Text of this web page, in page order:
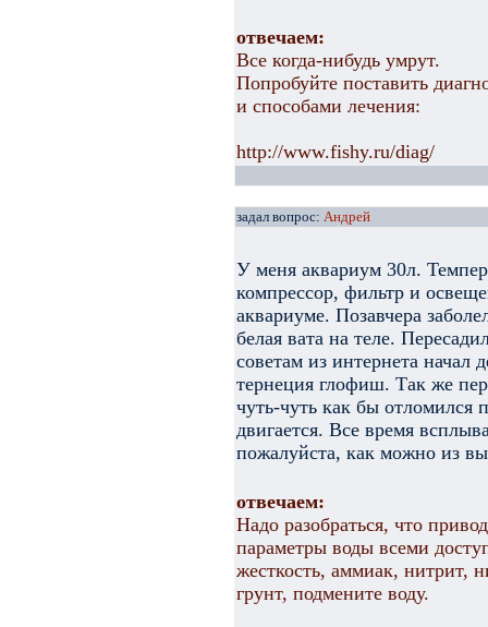
отвечаем:
Все когда-нибудь умрут.
Попробуйте поставить
и способами лечения:
http://www.fishy.ru/diag/
задал вопрос: Андрей
У меня аквариум 30л.
компрессор, фильтр и
аквариуме. Позавчера
белая вата на теле.
советам из интернета начал
тернеция глофиш. Так же
чуть-чуть как бы отломился
двигается. Все время
пожалуйста, как можно из
отвечаем:
Надо разобраться, что
параметры воды всеми
жесткость, аммиак, нитрит,
грунт, подмените воду.